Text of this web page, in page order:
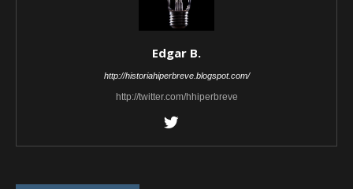
Edgar B.
http://historiahiperbreve.blogspot.com/
http://twitter.com/hhiperbreve